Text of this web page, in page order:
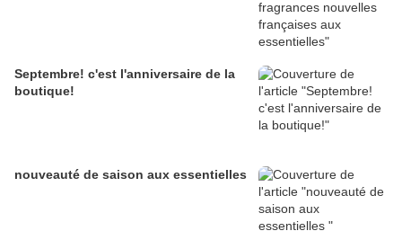
Septembre! c'est l'anniversaire de la
boutique!
nouveauté de saison aux essentielles